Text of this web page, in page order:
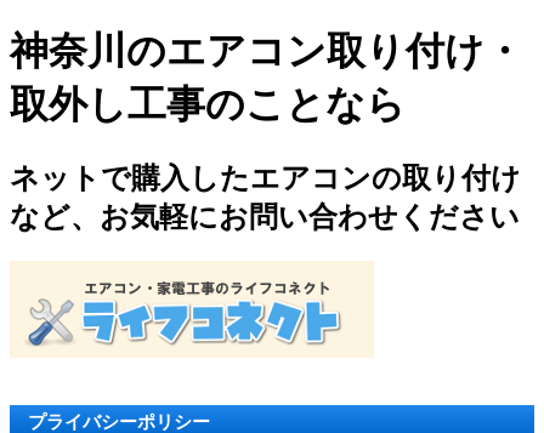
神奈川のエアコン取り付け・
取外し工事のことなら
ネットで購入したエアコンの取り付け
など、お気軽にお問い合わせください
プライバシーポリシー